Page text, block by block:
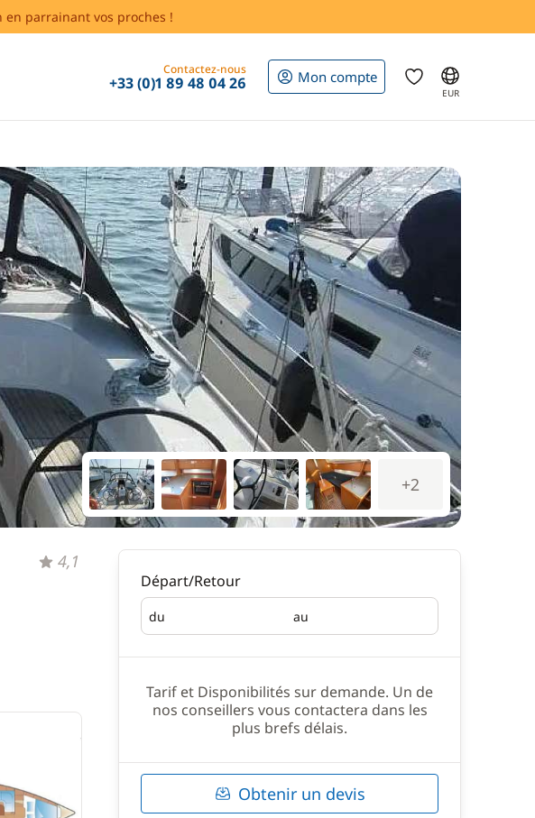
parrainant vos proches !
Contactez-nous
+33 (0)1 89 48 04 26 Mon compte
EUR
+2
4,1
Départ/Retour
du
Départ au
Retour
Tarif et Disponibilités sur demande. Un de
nos conseillers vous contactera dans les
plus brefs délais.
Obtenir un devis